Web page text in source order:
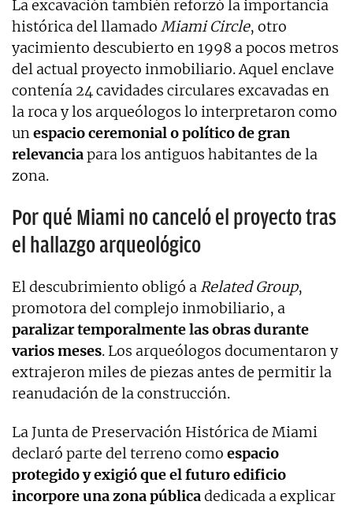
La excavación también reforzó la importancia
histórica del llamado Miami Circle, otro
yacimiento descubierto en 1998 a pocos metros
del actual proyecto inmobiliario. Aquel enclave
contenía 24 cavidades circulares excavadas en
la roca y los arqueólogos lo interpretaron como
unespacio ceremonial o político de gran
relevanciapara los antiguos habitantes de la
zona.
Por qué Miami no canceló el proyecto tras
el hallazgo arqueológico
El descubrimiento obligó a Related Group,
promotora del complejo inmobiliario, a
paralizar temporalmente las obras durante
varios meses. Los arqueólogos documentaron y
extrajeron miles de piezas antes de permitir la
reanudación de la construcción.
La Junta de Preservación Histórica de Miami
declaró parte del terreno como espacio
protegido y exigió que el futuro edificio
incorpore una zona públicadedicada a explicar